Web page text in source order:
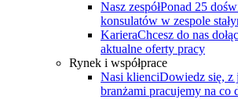
Nasz zespółPonad 25
konsulatów w zespole
KarieraChcesz do nas
aktualne oferty pracy
Rynek i współprace
Nasi klienciDowiedz się,
branżami pracujemy na co